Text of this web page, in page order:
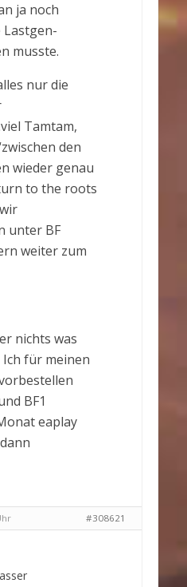
ja noch
Lastgen-
musste.
nur die
Tamtam,
den
wieder genau
to the roots
unter BF
weiter zum
nichts was
für meinen
BF1
eaplay
#308621